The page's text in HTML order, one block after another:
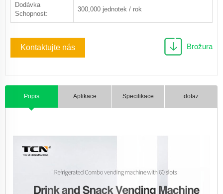
Dodávka
Schopnost:
300,000 jednotek / rok
Kontaktujte nás Brožura
Popis Aplikace Specifikace dotaz